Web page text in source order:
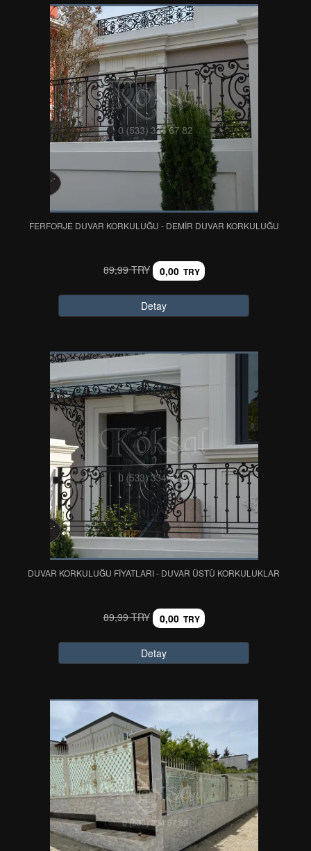
FERFORJE DUVAR KORKULUĞU - DEMİR DUVAR KORKULUĞU
89,99 TRY 0,00 TRY
Detay
DUVAR KORKULUĞU FİYATLARI - DUVAR ÜSTÜ KORKULUKLAR
89,99 TRY 0,00 TRY
Detay